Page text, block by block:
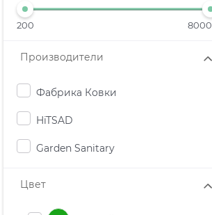
200 8000
Производители
Фабрика Ковки
HiTSAD
Garden Sanitary
Цвет